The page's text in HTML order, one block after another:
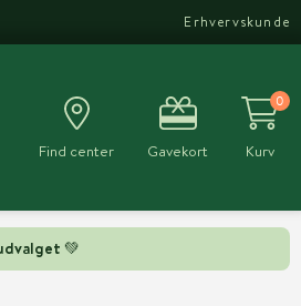
💚
Erhvervskunde
Find center Gavekort
0
Kurv